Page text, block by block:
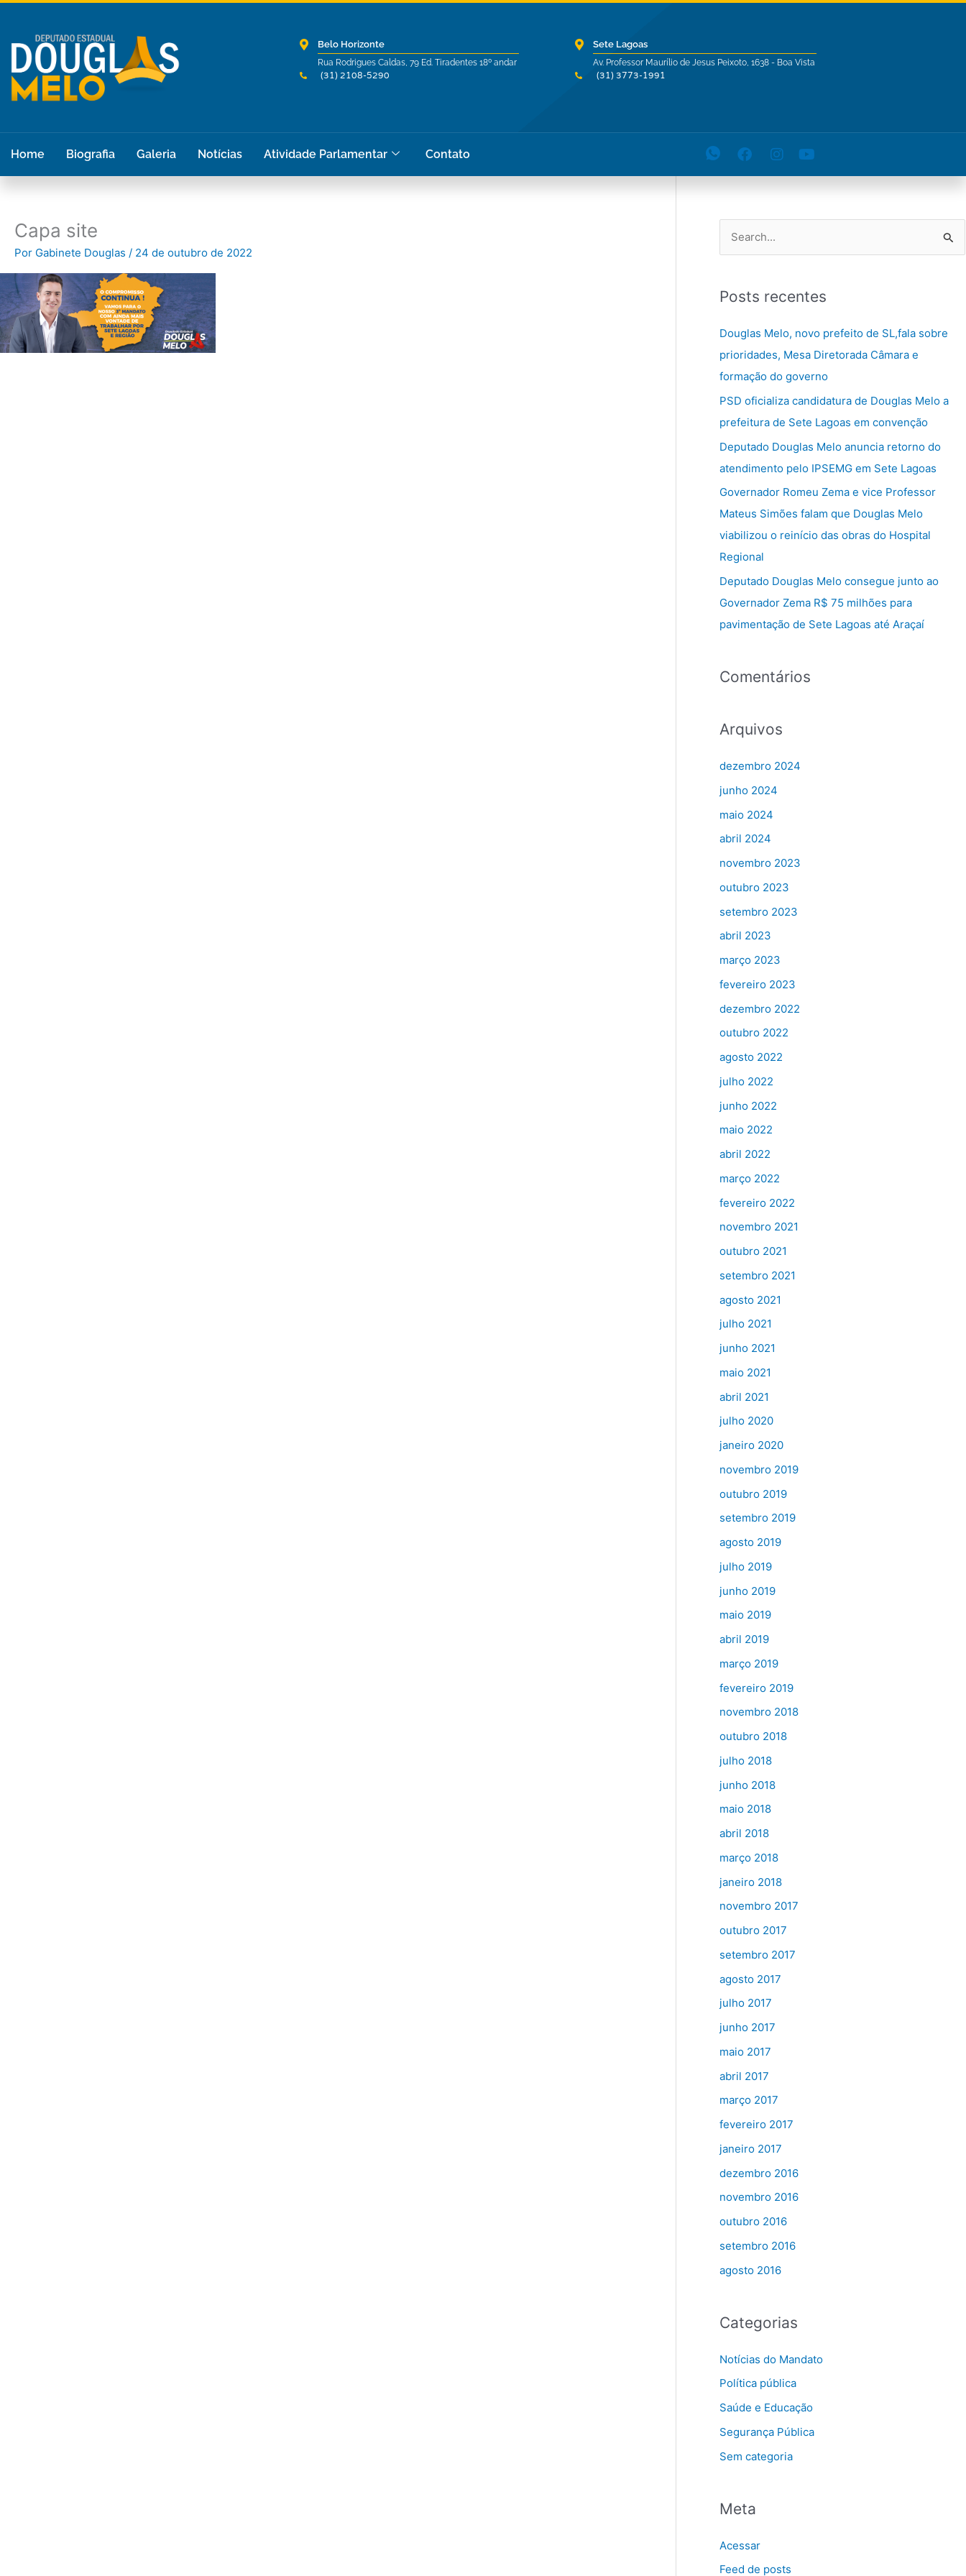
Ir
conteúdo
Belo Horizonte
Rua Rodrigues Caldas, 79 Ed. Tiradentes 18º andar
(31) 2108-5290
Sete Lagoas
Av. Professor Maurílio de Jesus Peixoto, 1638 - Boa Vista
(31) 3773-1991
Home Biografia Galeria Notícias Atividade Parlamentar Contato
Capa site
Por Gabinete Douglas / 24 de outubro de 2022
q
u
s
o
r
:
Posts recentes
Douglas Melo, novo prefeito de SL,fala sobre
prioridades, Mesa Diretorada Câmara e
formação do governo
PSD oficializa candidatura de Douglas Melo a
prefeitura de Sete Lagoas em convenção
Deputado Douglas Melo anuncia retorno do
atendimento pelo IPSEMG em Sete Lagoas
Governador Romeu Zema e vice Professor
Mateus Simões falam que Douglas Melo
viabilizou o reinício das obras do Hospital
Regional
Deputado Douglas Melo consegue junto ao
Governador Zema R$ 75 milhões para
pavimentação de Sete Lagoas até Araçaí
Comentários
Arquivos
dezembro 2024
junho 2024
maio 2024
abril 2024
novembro 2023
outubro 2023
setembro 2023
abril 2023
março 2023
fevereiro 2023
dezembro 2022
outubro 2022
agosto 2022
julho 2022
junho 2022
maio 2022
abril 2022
março 2022
fevereiro 2022
novembro 2021
outubro 2021
setembro 2021
agosto 2021
julho 2021
junho 2021
maio 2021
abril 2021
julho 2020
janeiro 2020
novembro 2019
outubro 2019
setembro 2019
agosto 2019
julho 2019
junho 2019
maio 2019
abril 2019
março 2019
fevereiro 2019
novembro 2018
outubro 2018
julho 2018
junho 2018
maio 2018
abril 2018
março 2018
janeiro 2018
novembro 2017
outubro 2017
setembro 2017
agosto 2017
julho 2017
junho 2017
maio 2017
abril 2017
março 2017
fevereiro 2017
janeiro 2017
dezembro 2016
novembro 2016
outubro 2016
setembro 2016
agosto 2016
Categorias
Notícias do Mandato
Política pública
Saúde e Educação
Segurança Pública
Sem categoria
Meta
Acessar
Feed de posts